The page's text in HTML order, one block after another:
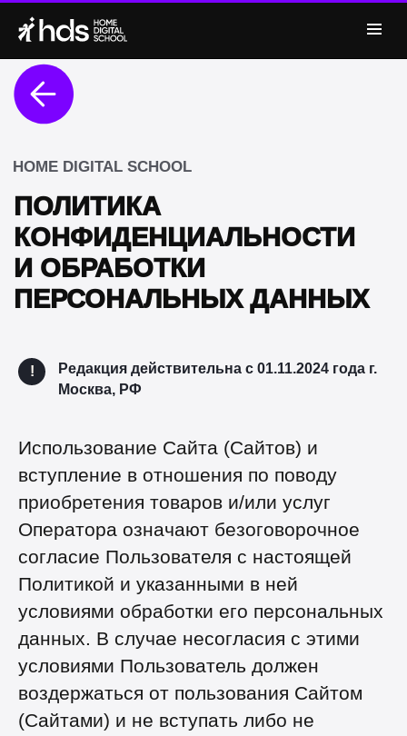
КОНФИДЕНЦИАЛЬНОСТИ
И ОБРАБОТКИ
ПЕРСОНАЛЬНЫХ ДАННЫХ
HOME DIGITAL SCHOOL
!
Редакция действительна с 01.11.2024 года г.
Москва, РФ
Использование Сайта (Сайтов) и
вступление в отношения по поводу
приобретения товаров и/или услуг
Оператора означают безоговорочное
согласие Пользователя с настоящей
Политикой и указанными в ней
условиями обработки его персональных
данных. В случае несогласия с этими
условиями Пользователь должен
воздержаться от пользования Сайтом
(Сайтами) и не вступать либо не